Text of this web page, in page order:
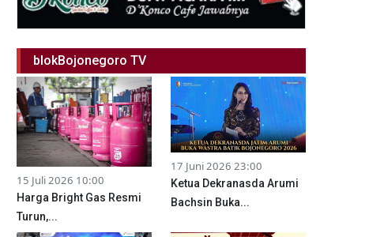
blokBojonegoro TV
15 Juli 2026 10:00
Harga Bright Gas Resmi
Turun,...
17 Juni 2026 23:00
Ketua Dekranasda Arumi
Bachsin Buka...